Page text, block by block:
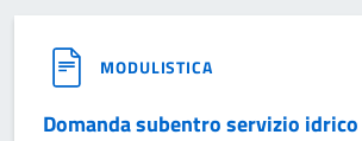
MODULISTICA
Domanda subentro servizio idrico